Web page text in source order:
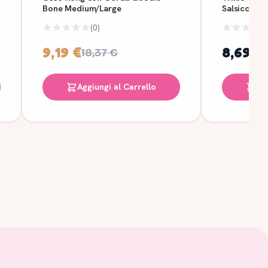
Bone Medium/Large
(0)
9,19 €18,37 €
Aggiungi al Carrello
Salsicce in
8,69 €